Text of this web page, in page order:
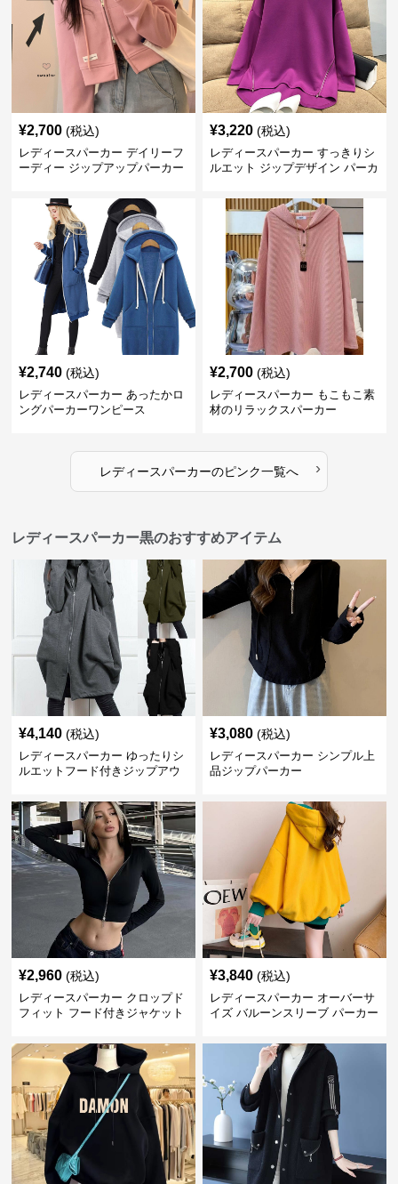
¥2,700 (税込)
レディースパーカー デイリーフ
ーディー ジップアップパーカー
¥3,220 (税込)
レディースパーカー すっきりシ
ルエット ジップデザイン パーカ
¥2,740 (税込)
レディースパーカー あったかロ
ングパーカーワンピース
¥2,700 (税込)
レディースパーカー もこもこ素
材のリラックスパーカー
レディースパーカーのピンク一覧へ ›
レディースパーカー黒のおすすめアイテム
¥4,140 (税込)
レディースパーカー ゆったりシ
ルエットフード付きジップアウ
¥3,080 (税込)
レディースパーカー シンプル上
品ジップパーカー
¥2,960 (税込)
レディースパーカー クロップド
フィット フード付きジャケット
¥3,840 (税込)
レディースパーカー オーバーサ
イズ バルーンスリーブ パーカー